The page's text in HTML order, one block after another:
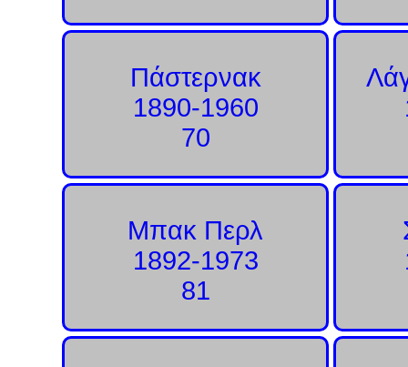
Πάστερνακ
1890-1960
70
Μπακ Περλ
1892-1973
81